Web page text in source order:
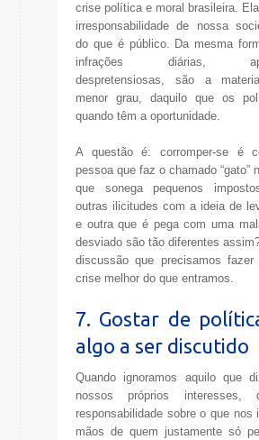
crise política e moral brasileira.
irresponsabilidade de nossa
do que é público. Da mesma
infrações diárias,
despretensiosas, são a
menor grau, daquilo que os
quando têm a oportunidade.
A questão é: corromper-se é
pessoa que faz o chamado “gato”
que sonega pequenos
outras ilicitudes com a ideia de
e outra que é pega com uma
desviado são tão diferentes
discussão que precisamos
crise melhor do que entramos.
7. Gostar de
algo a ser discutido
Quando ignoramos aquilo que
nossos próprios interesses,
responsabilidade sobre o que nos
mãos de quem justamente só